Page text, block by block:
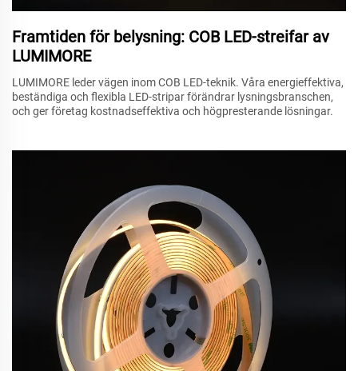
Framtiden för belysning: COB LED-streifar av
LUMIMORE
LUMIMORE leder vägen inom COB LED-teknik. Våra energieffektiva,
beständiga och flexibla LED-stripar förändrar lysningsbranschen,
och ger företag kostnadseffektiva och högpresterande lösningar.